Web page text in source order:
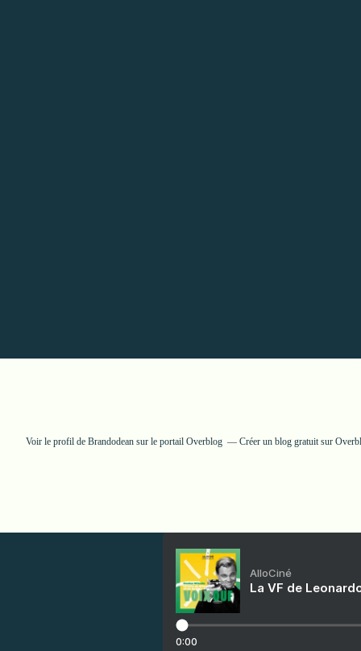
Voir le profil de Brandodean sur le portail Overblog Créer un blog gratuit sur
AlloCiné
La VF de
0:00